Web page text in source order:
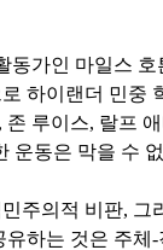
가인 마일스
이랜더 민중
루이스, 랄프
운동은 막을 수
의적 비판,
하는 것은 주